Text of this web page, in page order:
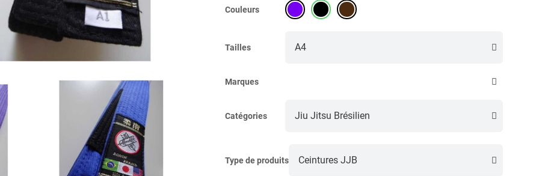
Couleurs
Tailles
Marques
Catégories
Type de produits